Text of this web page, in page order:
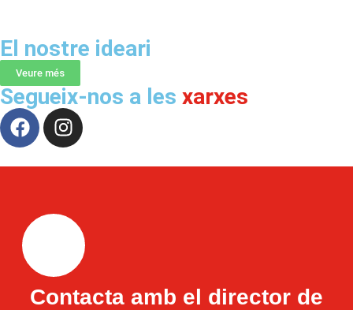
El nostre ideari
Veure més
Segueix-nos a les xarxes
Contacta amb el director de